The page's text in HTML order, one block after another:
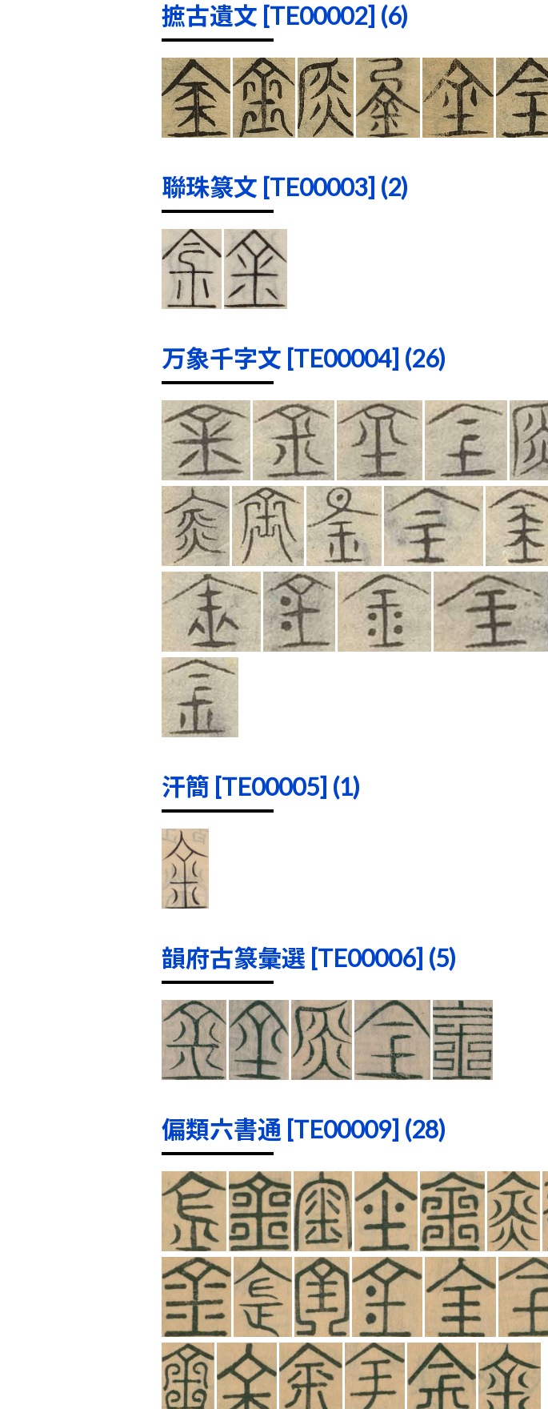
摭古遺文 [TE00002] (6)
聯珠篆文 [TE00003] (2)
万象千字文 [TE00004] (26)
汗簡 [TE00005] (1)
韻府古篆彙選 [TE00006] (5)
偏類六書通 [TE00009] (28)